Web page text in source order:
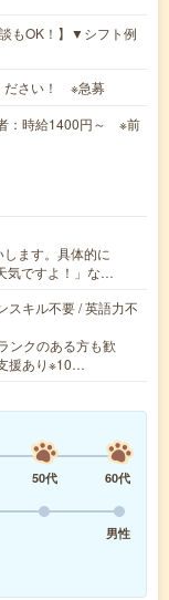
もOK！】▼シフト例
ださい！ ※急募
：時給1400円～ ※前
ます。具体的に
気ですよ！」な…
スキル不要 / 英語力不
ンクのある方も歓
援あり※10…
50代
60代
男性